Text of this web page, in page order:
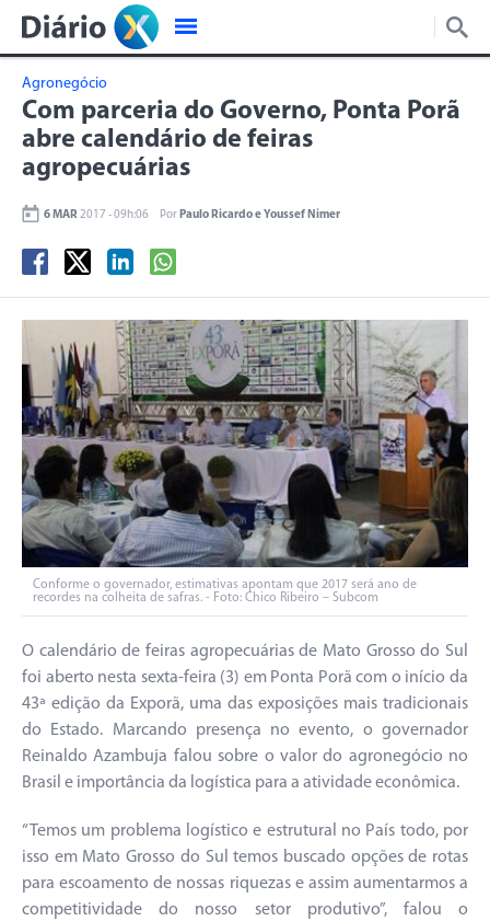
Agronegócio
Com parceria do Governo, Ponta Porã
abre calendário de feiras
agropecuárias
6 MAR 2017 - 09h:06 Por Paulo Ricardo e Youssef Nimer
Conforme o governador, estimativas apontam que 2017 será ano de
recordes na colheita de safras. - Foto: Chico Ribeiro – Subcom
O calendário de feiras agropecuárias de Mato Grosso do Sul
foi aberto nesta sexta-feira (3) em Ponta Porã com o início da
43ª edição da Exporã, uma das exposições mais tradicionais
do Estado. Marcando presença no evento, o governador
Reinaldo Azambuja falou sobre o valor do agronegócio no
Brasil e importância da logística para a atividade econômica.
“Temos um problema logístico e estrutural no País todo, por
isso em Mato Grosso do Sul temos buscado opções de rotas
para escoamento de nossas riquezas e assim aumentarmos a
competitividade do nosso setor produtivo”, falou o